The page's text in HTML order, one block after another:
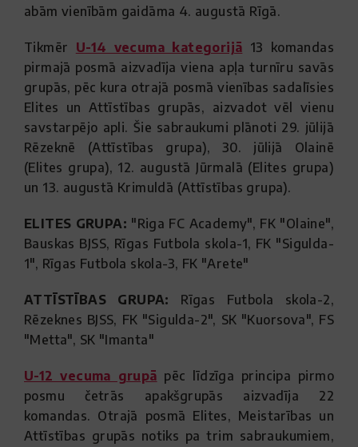
abām vienībām gaidāma 4. augustā Rīgā.
Tikmēr U-14 vecuma kategorijā 13 komandas
pirmajā posmā aizvadīja viena apļa turnīru savās
grupās, pēc kura otrajā posmā vienības sadalīsies
Elites un Attīstības grupās, aizvadot vēl vienu
savstarpējo apli. Šie sabraukumi plānoti 29. jūlijā
Rēzeknē (Attīstības grupa), 30. jūlijā Olainē
(Elites grupa), 12. augustā Jūrmalā (Elites grupa)
un 13. augustā Krimuldā (Attīstības grupa).
ELITES GRUPA: "Riga FC Academy", FK "Olaine",
Bauskas BJSS, Rīgas Futbola skola-1, FK "Sigulda-
1", Rīgas Futbola skola-3, FK "Arete"
ATTĪSTĪBAS GRUPA: Rīgas Futbola skola-2,
Rēzeknes BJSS, FK "Sigulda-2", SK "Kuorsova", FS
"Metta", SK "Imanta"
U-12 vecuma grupā pēc līdzīga principa pirmo
posmu četrās apakšgrupās aizvadīja 22
komandas. Otrajā posmā Elites, Meistarības un
Attīstības grupās notiks pa trim sabraukumiem,